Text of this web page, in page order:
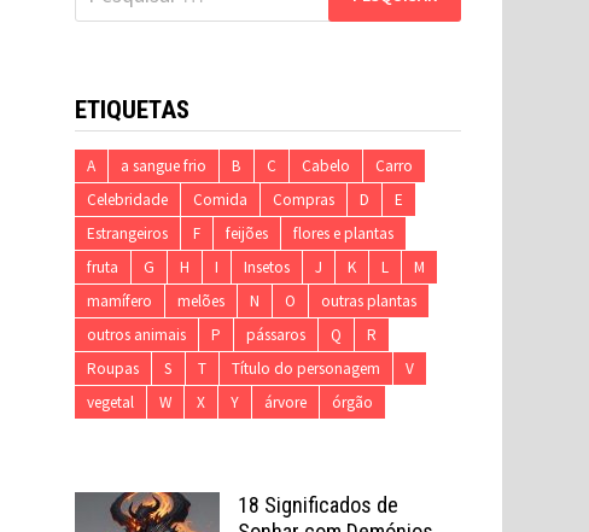
por:
ETIQUETAS
A a sangue frio B C Cabelo
Carro
Celebridade
Comida Compras D
E
Estrangeiros
F feijões
flores e plantas
fruta
G H I Insetos J K L
M
mamífero
melões N O
outras plantas
outros animais
P pássaros Q
R
Roupas
S T Título do personagem
V
vegetal
W X Y árvore órgão
18 Significados de